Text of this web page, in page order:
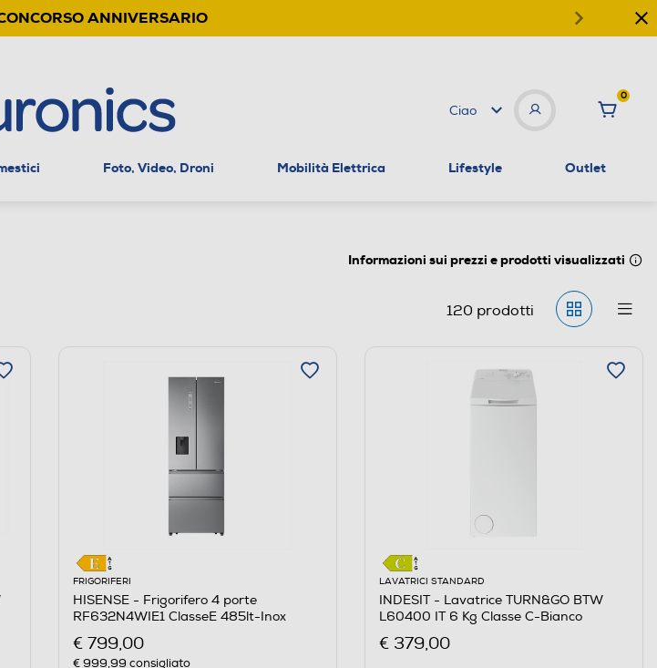
ANNIVERSARIO
Ciao
0
Foto, Video, Droni Mobilità Elettrica Lifestyle Outlet
Informazioni sui prezzi e prodotti visualizzati
120 prodotti
FRIGORIFERI
HISENSE - Frigorifero 4 porte
RF632N4WIE1 ClasseE 485lt-Inox
€ 799,00
€ 999,99 consigliato
LAVATRICI STANDARD
INDESIT - Lavatrice TURN&GO BTW
L60400 IT 6 Kg Classe C-Bianco
€ 379,00